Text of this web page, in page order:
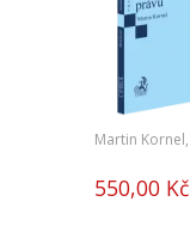
Martin Kornel,
550,00 Kč